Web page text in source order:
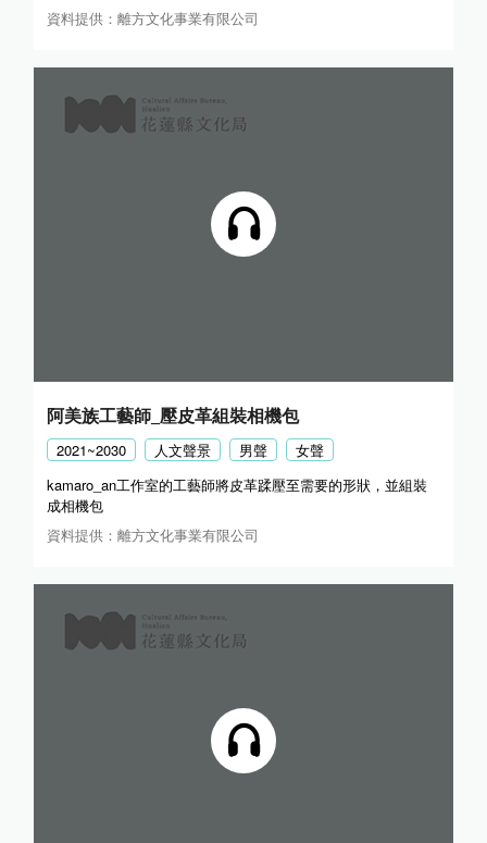
資料提供：離方文化事業有限公司
阿美族工藝師_壓皮革組裝相機包
2021~2030 人文聲景 男聲
女聲
kamaro_an工作室的工藝師將皮革蹂壓至需要的形狀，並組裝
成相機包
資料提供：離方文化事業有限公司